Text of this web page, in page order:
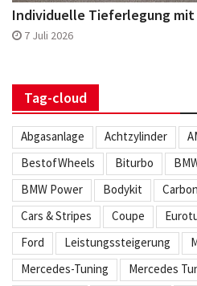
Individuelle Tieferlegung mit
7 Juli 2026
Tag-cloud
Abgasanlage Achtzylinder
BestofWheels
Biturbo
BMW Power
Bodykit Carbon
Cars & Stripes
Coupe
Ford
Leistungssteigerung
Mercedes-Tuning
Mercedes